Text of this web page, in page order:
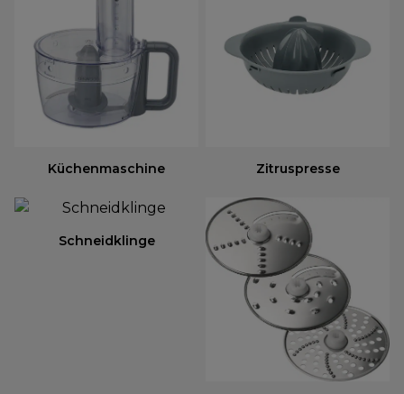
Küchenmaschine Zitruspresse
Schneidklinge